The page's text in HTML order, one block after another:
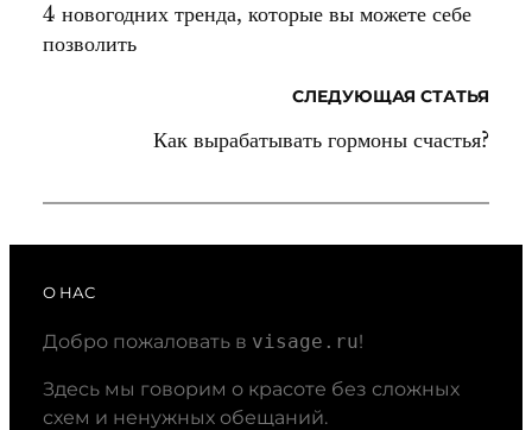
4 новогодних тренда, которые вы можете себе
позволить
СЛЕДУЮЩАЯ СТАТЬЯ
Как вырабатывать гормоны счастья?
О НАС
Добро пожаловать в visage.ru!
Здесь мы говорим о красоте без сложных
схем и ненужных обещаний.